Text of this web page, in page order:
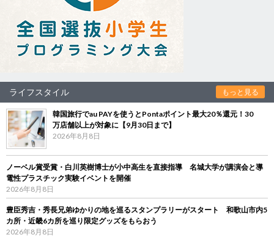
ライフスタイル もっと見る
韓国旅行でau PAYを使うとPontaポイント最大20％還元！30
万店舗以上が対象に【9月30日まで】
2026年8月8日
ノーベル賞受賞・白川英樹博士が小中高生を直接指導 名城大学が講演会と導
電性プラスチック実験イベントを開催
2026年8月8日
豊臣秀吉・秀長兄弟ゆかりの地を巡るスタンプラリーがスタート 和歌山市内5
カ所・近畿6カ所を巡り限定グッズをもらおう
2026年8月8日